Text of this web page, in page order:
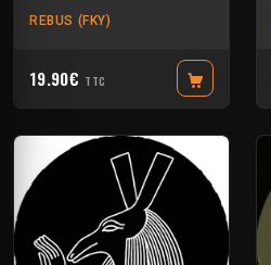
REBUS (FKY)
19.90€ TTC